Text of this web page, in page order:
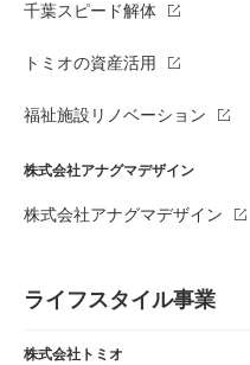
千葉スピード解体
トミオの資産活用
福祉施設リノベーション
株式会社アナグマデザイン
株式会社アナグマデザイン
ライフスタイル事業
株式会社トミオ